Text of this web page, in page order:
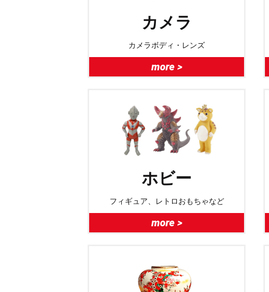
カメラ
カメラボディ・レンズ
more >
ホビー
フィギュア、レトロおもちゃなど
more >